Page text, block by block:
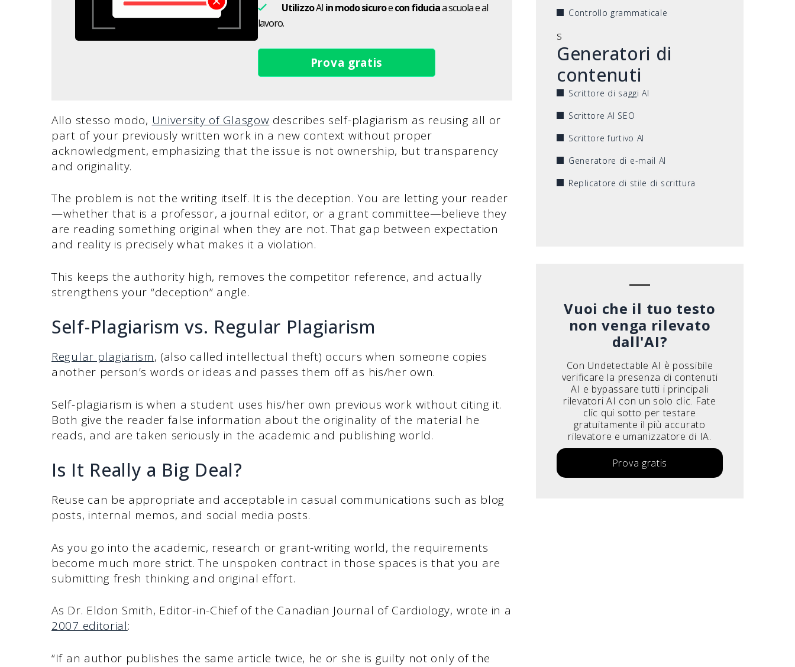
UtilizzoAI in modo sicuroecon fiduciaa scuola e al
lavoro.
Prova gratis
Allo stesso modo, University of Glasgow describes self-plagiarism as reusing all or
part of your previously written work in a new context without proper
acknowledgment, emphasizing that the issue is not ownership, but transparency
and originality.
The problem is not the writing itself. It is the deception. You are letting your reader
—whether that is a professor, a journal editor, or a grant committee—believe they
are reading something original when they are not. That gap between expectation
and reality is precisely what makes it a violation.
This keeps the authority high, removes the competitor reference, and actually
strengthens your “deception” angle.
Self-Plagiarism vs. Regular Plagiarism
Regular plagiarism, (also called intellectual theft) occurs when someone copies
another person’s words or ideas and passes them off as his/her own.
Self-plagiarism is when a student uses his/her own previous work without citing it.
Both give the reader false information about the originality of the material he
reads, and are taken seriously in the academic and publishing world.
Is It Really a Big Deal?
Reuse can be appropriate and acceptable in casual communications such as blog
posts, internal memos, and social media posts.
As you go into the academic, research or grant-writing world, the requirements
become much more strict. The unspoken contract in those spaces is that you are
submitting fresh thinking and original effort.
As Dr. Eldon Smith, Editor-in-Chief of the Canadian Journal of Cardiology, wrote in a
2007 editorial:
“If an author publishes the same article twice, he or she is guilty not only of the
Controllo grammaticale
s
Generatori di
contenuti
Scrittore di saggi AI
Scrittore AI SEO
Scrittore furtivo AI
Generatore di e-mail AI
Replicatore di stile di scrittura
Vuoi che il tuo testo
non venga rilevato
dall'AI?
Con Undetectable AI è possibile
verificare la presenza di contenuti
AI e bypassare tutti i principali
rilevatori AI con un solo clic. Fate
clic qui sotto per testare
gratuitamente il più accurato
rilevatore e umanizzatore di IA.
Prova gratis